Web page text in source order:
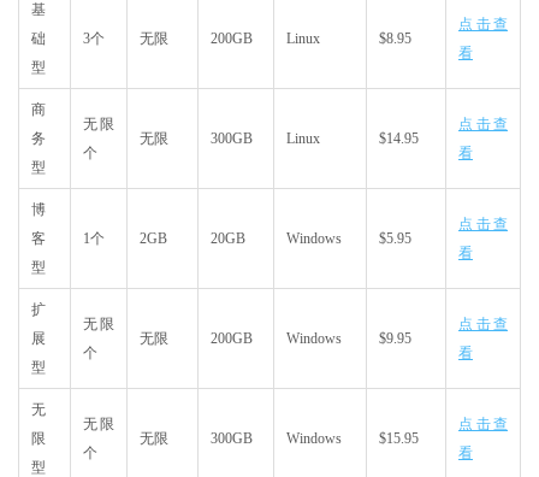
基
础
型
3个 无限 200GB Linux $8.95
点击查
看
商
务
型
无限
个
无限 300GB Linux $14.95
点击查
看
博
客
型
1个 2GB 20GB Windows $5.95
点击查
看
扩
展
型
无限
个
无限 200GB Windows $9.95
点击查
看
无
限
型
无限
个
无限 300GB Windows $15.95
点击查
看